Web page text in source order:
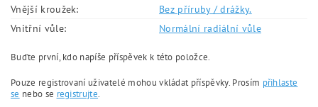
Vnější kroužek:
Bez příruby / drážky.
Vnitřní vůle:
Normální radiální vůle
Buďte první, kdo napíše příspěvek k této položce.
Pouze registrovaní uživatelé mohou vkládat příspěvky. Prosím přihlaste
se nebo se registrujte.